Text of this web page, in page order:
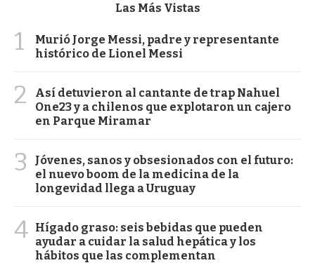
Las Más Vistas
1
Murió Jorge Messi, padre y representante
histórico de Lionel Messi
2
Así detuvieron al cantante de trap Nahuel
One23 y a chilenos que explotaron un cajero
en Parque Miramar
3
Jóvenes, sanos y obsesionados con el futuro:
el nuevo boom de la medicina de la
longevidad llega a Uruguay
4 Hígado graso: seis bebidas que pueden
ayudar a cuidar la salud hepática y los
hábitos que las complementan